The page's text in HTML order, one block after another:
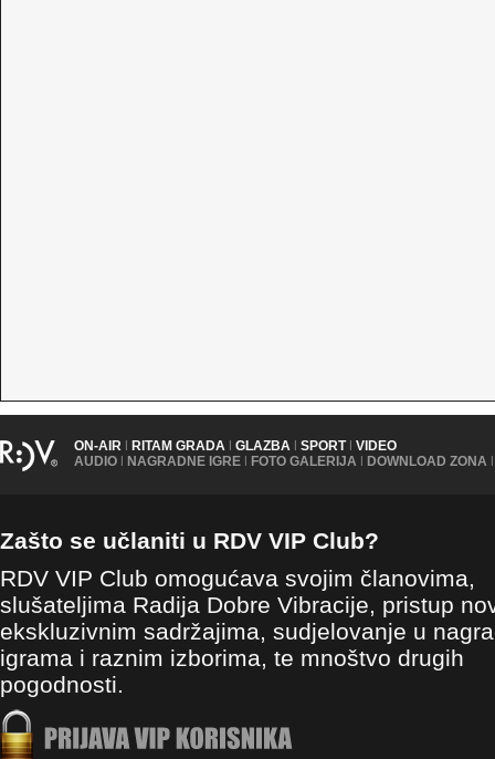
ON-AIR | RITAM GRADA | GLAZBA | SPORT | VIDEO
AUDIO | NAGRADNE IGRE | FOTO GALERIJA | DOWNLOAD ZONA |
Zašto se učlaniti u RDV VIP Club?
RDV VIP Club omogućava svojim članovima,
slušateljima Radija Dobre Vibracije, pristup
ekskluzivnim sadržajima, sudjelovanje u
igrama i raznim izborima, te mnoštvo drugih
pogodnosti.